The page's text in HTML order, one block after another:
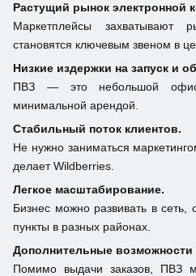
Растущий рынок электронной
Маркетплейсы
становятся ключевым звеном в
Низкие издержки на запуск и
ПВЗ — это небольшой
минимальной арендой.
Стабильный поток клиентов.
Не нужно заниматься
делает Wildberries.
Легкое масштабирование.
Бизнес можно развивать в сеть,
пункты в разных районах.
Дополнительные возможности
Помимо выдачи заказов, ПВЗ